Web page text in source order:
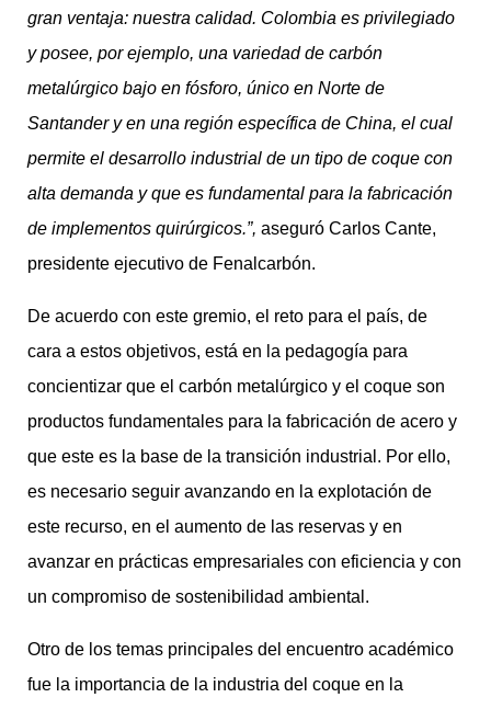
gran ventaja: nuestra calidad. Colombia es privilegiado
y posee, por ejemplo, una variedad de carbón
metalúrgico bajo en fósforo, único en Norte de
Santander y en una región específica de China, el cual
permite el desarrollo industrial de un tipo de coque con
alta demanda y que es fundamental para la fabricación
de implementos quirúrgicos.”, aseguró Carlos Cante,
presidente ejecutivo de Fenalcarbón.
De acuerdo con este gremio, el reto para el país, de
cara a estos objetivos, está en la pedagogía para
concientizar que el carbón metalúrgico y el coque son
productos fundamentales para la fabricación de acero y
que este es la base de la transición industrial. Por ello,
es necesario seguir avanzando en la explotación de
este recurso, en el aumento de las reservas y en
avanzar en prácticas empresariales con eficiencia y con
un compromiso de sostenibilidad ambiental.
Otro de los temas principales del encuentro académico
fue la importancia de la industria del coque en la